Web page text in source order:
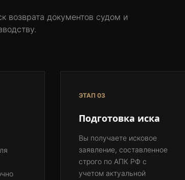
возврата документов судом и
ЭТАП 03
Подготовка иска
Вы получаете исковое
заявление, составленное
строго по АПК РФ с
учетом актуальной